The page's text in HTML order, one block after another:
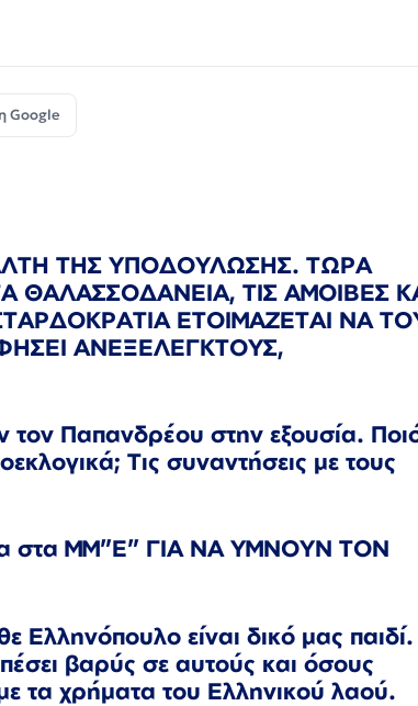
Google
ΤΗΣ ΥΠΟΔΟΥΛΩΣΗΣ. ΤΩΡΑ
ΤΙΣ ΑΜΟΙΒΕΣ
ΕΤΟΙΜΑΖΕΤΑΙ ΝΑ
ΑΝΕΞΕΛΕΓΚΤΟΥΣ,
τον Παπανδρέου στην εξουσία.
Τις συναντήσεις με τους
στα ΜΜ”Ε” ΓΙΑ ΝΑ ΥΜΝΟΥΝ ΤΟΝ
είναι δικό μας παιδί.
βαρύς σε αυτούς και όσους
τα χρήματα του Ελληνικού λαού.